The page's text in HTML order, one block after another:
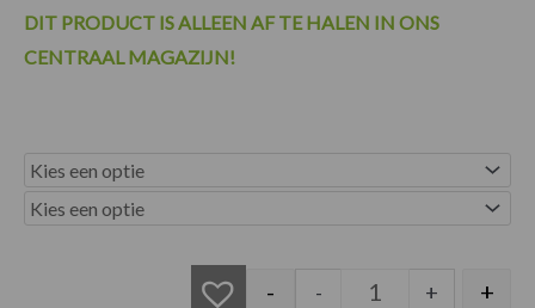
DIT PRODUCT IS ALLEEN AF TE HALEN IN ONS
CENTRAAL MAGAZIJN!
Ardenne statafel
- - + +